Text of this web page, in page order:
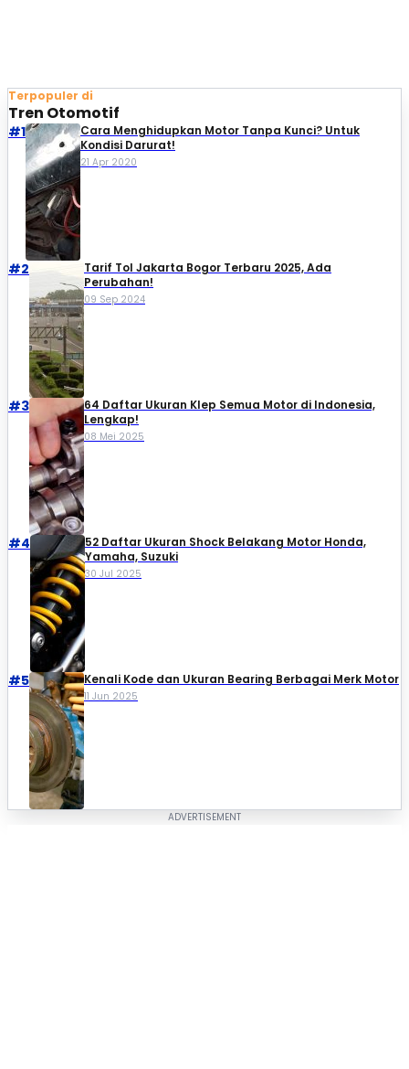
Terpopuler di
Tren Otomotif
#1
Cara Menghidupkan Motor Tanpa Kunci? Untuk
Kondisi Darurat!
21 Apr 2020
#2
Tarif Tol Jakarta Bogor Terbaru 2025, Ada
Perubahan!
09 Sep 2024
#3
64 Daftar Ukuran Klep Semua Motor di Indonesia,
Lengkap!
08 Mei 2025
#4
52 Daftar Ukuran Shock Belakang Motor Honda,
Yamaha, Suzuki​
30 Jul 2025
#5 Kenali Kode dan Ukuran Bearing Berbagai Merk Motor
11 Jun 2025